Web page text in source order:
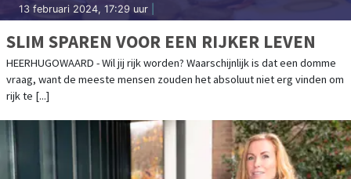
13 februari 2024, 17:29 uur
SLIM SPAREN VOOR EEN RIJKER LEVEN
HEERHUGOWAARD - Wil jij rijk worden? Waarschijnlijk is dat een domme
vraag, want de meeste mensen zouden het absoluut niet erg vinden om
rijk te [...]